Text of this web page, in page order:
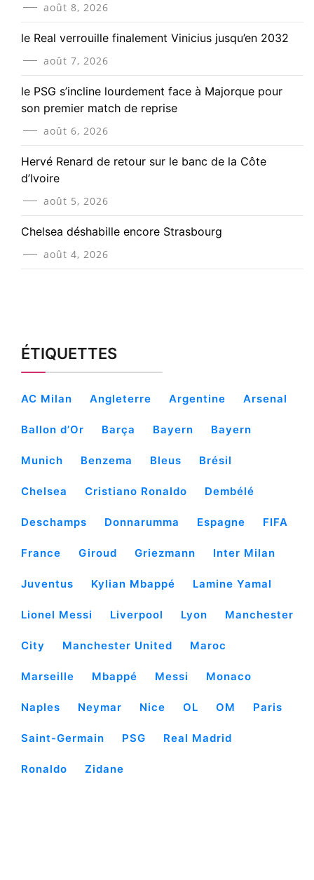
août 8, 2026
le Real verrouille finalement Vinicius jusqu’en 2032
août 7, 2026
le PSG s’incline lourdement face à Majorque pour
son premier match de reprise
août 6, 2026
Hervé Renard de retour sur le banc de la Côte
d’Ivoire
août 5, 2026
Chelsea déshabille encore Strasbourg
août 4, 2026
ÉTIQUETTES
AC Milan Angleterre Argentine Arsenal
Ballon d’Or Barça Bayern Bayern
Munich Benzema Bleus Brésil
Chelsea Cristiano Ronaldo Dembélé
Deschamps Donnarumma Espagne FIFA
France Giroud Griezmann Inter Milan
Juventus Kylian Mbappé Lamine Yamal
Lionel Messi Liverpool Lyon Manchester
City Manchester United Maroc
Marseille Mbappé Messi Monaco
Naples Neymar Nice OL OM Paris
Saint-Germain PSG Real Madrid
Ronaldo Zidane